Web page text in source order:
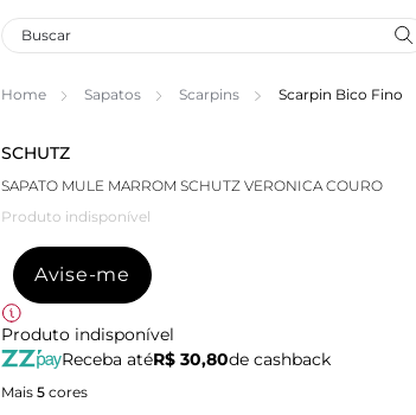
Home Sapatos Scarpins Scarpin Bico Fino
SCHUTZ
SAPATO MULE MARROM SCHUTZ VERONICA COURO
Produto indisponível
Avise-me
Produto indisponível
Receba atéR$ 30,80de cashback
Mais 5 cores